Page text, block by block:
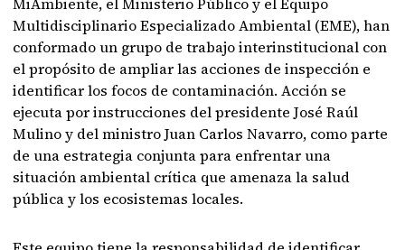
Multidisciplinario Especializado Ambiental (EME), han
conformado un grupo de trabajo interinstitucional con
el propósito de ampliar las acciones de inspección e
identificar los focos de contaminación. Acción se
ejecuta por instrucciones del presidente José Raúl
Mulino y del ministro Juan Carlos Navarro, como parte
de una estrategia conjunta para enfrentar una
situación ambiental crítica que amenaza la salud
pública y los ecosistemas locales.